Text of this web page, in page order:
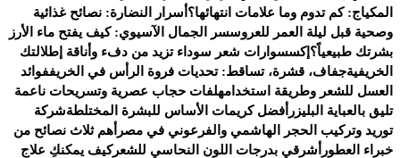
المكياج: كم تدوم وما علامات انتهائها؟ أسرار النضارة: نصائح غذائية
وصحية قبل ليلة العمر للعروسسر الجمال الآسيوي: كيف يفتح ماء الأرز
بشرتك طبيعياً؟ إكسسوارات شعر سوداء تزيد من دفء وأناقة إطلالتك
الخريفيةجفاف، قشرة، تساقط: تحديات فروة الرأس في الخريففوائد
العسل للشعر وطريقة استخدامهلفات حجاب عصرية وتسريحات ناعمة
تليق بالعباية البليزر أفضل كريمات الأساس للبشرة المختلطةشركة
توريد وتركيب الحجر الهاشمي والفرعوني في مصر أهم ثلاث نصائح من
خبراء العطور أشرقي بدرجات اللون النحاسي للشعركيف يمكنكِ علاج